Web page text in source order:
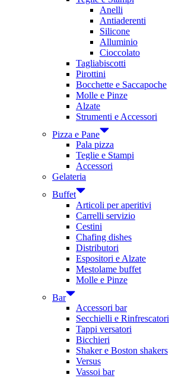
Anelli
Antiaderenti
Silicone
Alluminio
Cioccolato
Tagliabiscotti
Pirottini
Bocchette e Saccapoche
Molle e Pinze
Alzate
Strumenti e Accessori
Pizza e Pane
Pala pizza
Teglie e Stampi
Accessori
Gelateria
Buffet
Articoli per aperitivi
Carrelli servizio
Cestini
Chafing dishes
Distributori
Espositori e Alzate
Mestolame buffet
Molle e Pinze
Bar
Accessori bar
Secchielli e Rinfrescatori
Tappi versatori
Bicchieri
Shaker e Boston shakers
Versus
Vassoi bar